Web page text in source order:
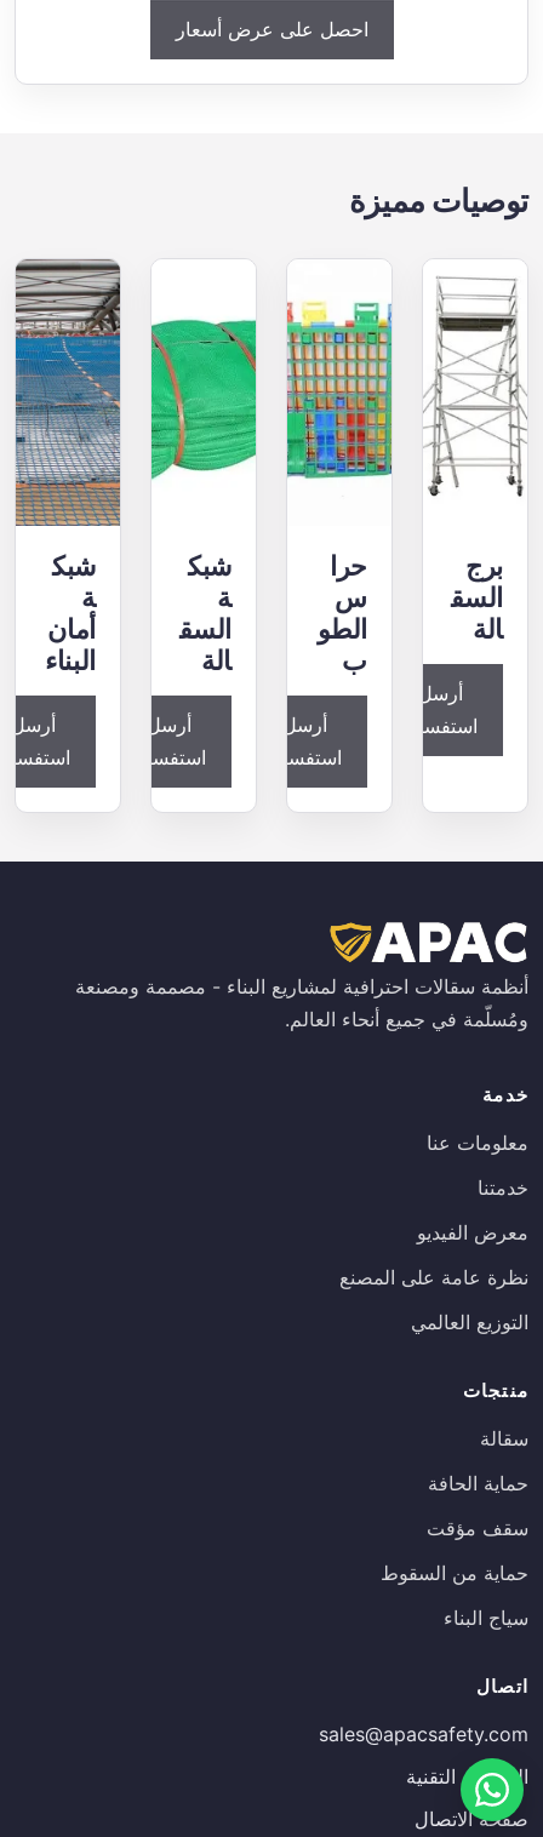
احصل على عرض أسعار
توصيات مميزة
برج
السق
الة
أرسل
استفساراً
حرا
س
الطو
ب
أرسل
استفساراً
شبك
ة
السق
الة
أرسل
استفساراً
شبك
ة
أمان
البناء
أرسل
أنظمة سقالات احترافية لمشاريع البناء - مصممة ومصنعة
ومُسلّمة في جميع أنحاء العالم.
خدمة
معلومات عنا
خدمتنا
معرض الفيديو
نظرة عامة على المصنع
التوزيع العالمي
منتجات
سقالة
حماية الحافة
سقف مؤقت
حماية من السقوط
سياج البناء
اتصال
sales@apacsafety.com
المقالات التقنية
صفحة الاتصال
French
Spanish
Finnish